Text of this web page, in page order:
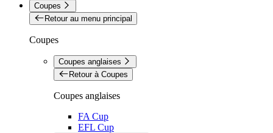
Coupes
Retour au menu principal
Coupes
Coupes anglaises
Retour à Coupes
Coupes anglaises
FA Cup
EFL Cup